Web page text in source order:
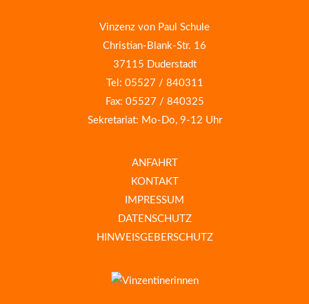
Vinzenz von Paul Schule
Christian-Blank-Str. 16
37115 Duderstadt
Tel: 05527 / 840311
Fax: 05527 / 840325
Sekretariat: Mo-Do, 9-12 Uhr
ANFAHRT
KONTAKT
IMPRESSUM
DATENSCHUTZ
HINWEISGEBERSCHUTZ